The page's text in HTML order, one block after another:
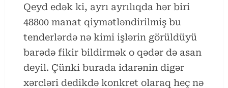
Qeyd edək ki, ayrı ayrılıqda hər biri
48800 manat qiymətləndirilmiş bu
tenderlərdə nə kimi işlərin görüldüyü
barədə fikir bildirmək o qədər də asan
deyil. Çünki burada idarənin digər
xərcləri dedikdə konkret olaraq heç nə